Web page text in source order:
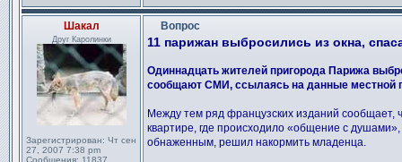
Профиль
Отправить личное
Шакал
Друг Каролинки
Зарегистрирован: Чт сен
27, 2007 7:38 pm
Сообщения: 11837
Сообщение
Вопрос
11 парижан выбросились из окна,
Одиннадцать жителей пригорода Парижа
сообщают СМИ, ссылаясь на данные местной
Между тем ряд французских изданий сообщает,
квартире, где происходило «общение с
обнаженным, решил накормить младенца.